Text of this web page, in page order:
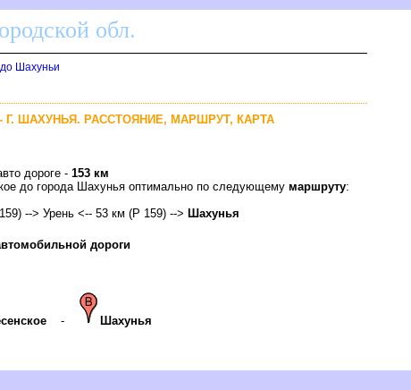
обл.
Шахуньи
Г. ШАХУНЬЯ. РАССТОЯНИЕ, МАРШРУТ, КАРТА
дороге - 153 км
до города Шахунья оптимально по следующему маршруту:
--> Урень <-- 53 км (Р 159) --> Шахунья
дороги
- Шахунья